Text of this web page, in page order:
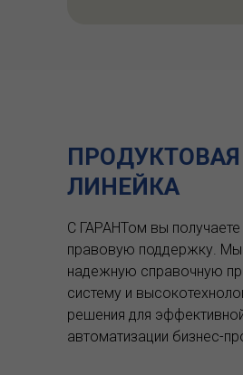
ПРОДУКТОВАЯ
ЛИНЕЙКА
С ГАРАНТом вы
правовую поддержку. Мы
надежную справочную
систему и
решения для
автоматизации бизнес-